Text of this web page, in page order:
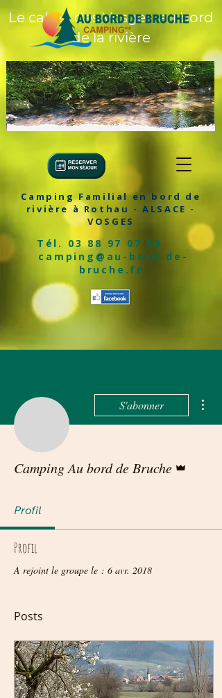
Le calme des Vosges, au bord
de la rivière
Camping Familial en bord de
rivière à Rothau - ALSACE -
VOSGES
Tél. 03 88 97 07 50
camping@au-bord-de-
bruche.fr
S'abonner
Camping Au bord de Bruche
Profil
Profil
A rejoint le groupe le : 6 avr. 2018
Posts